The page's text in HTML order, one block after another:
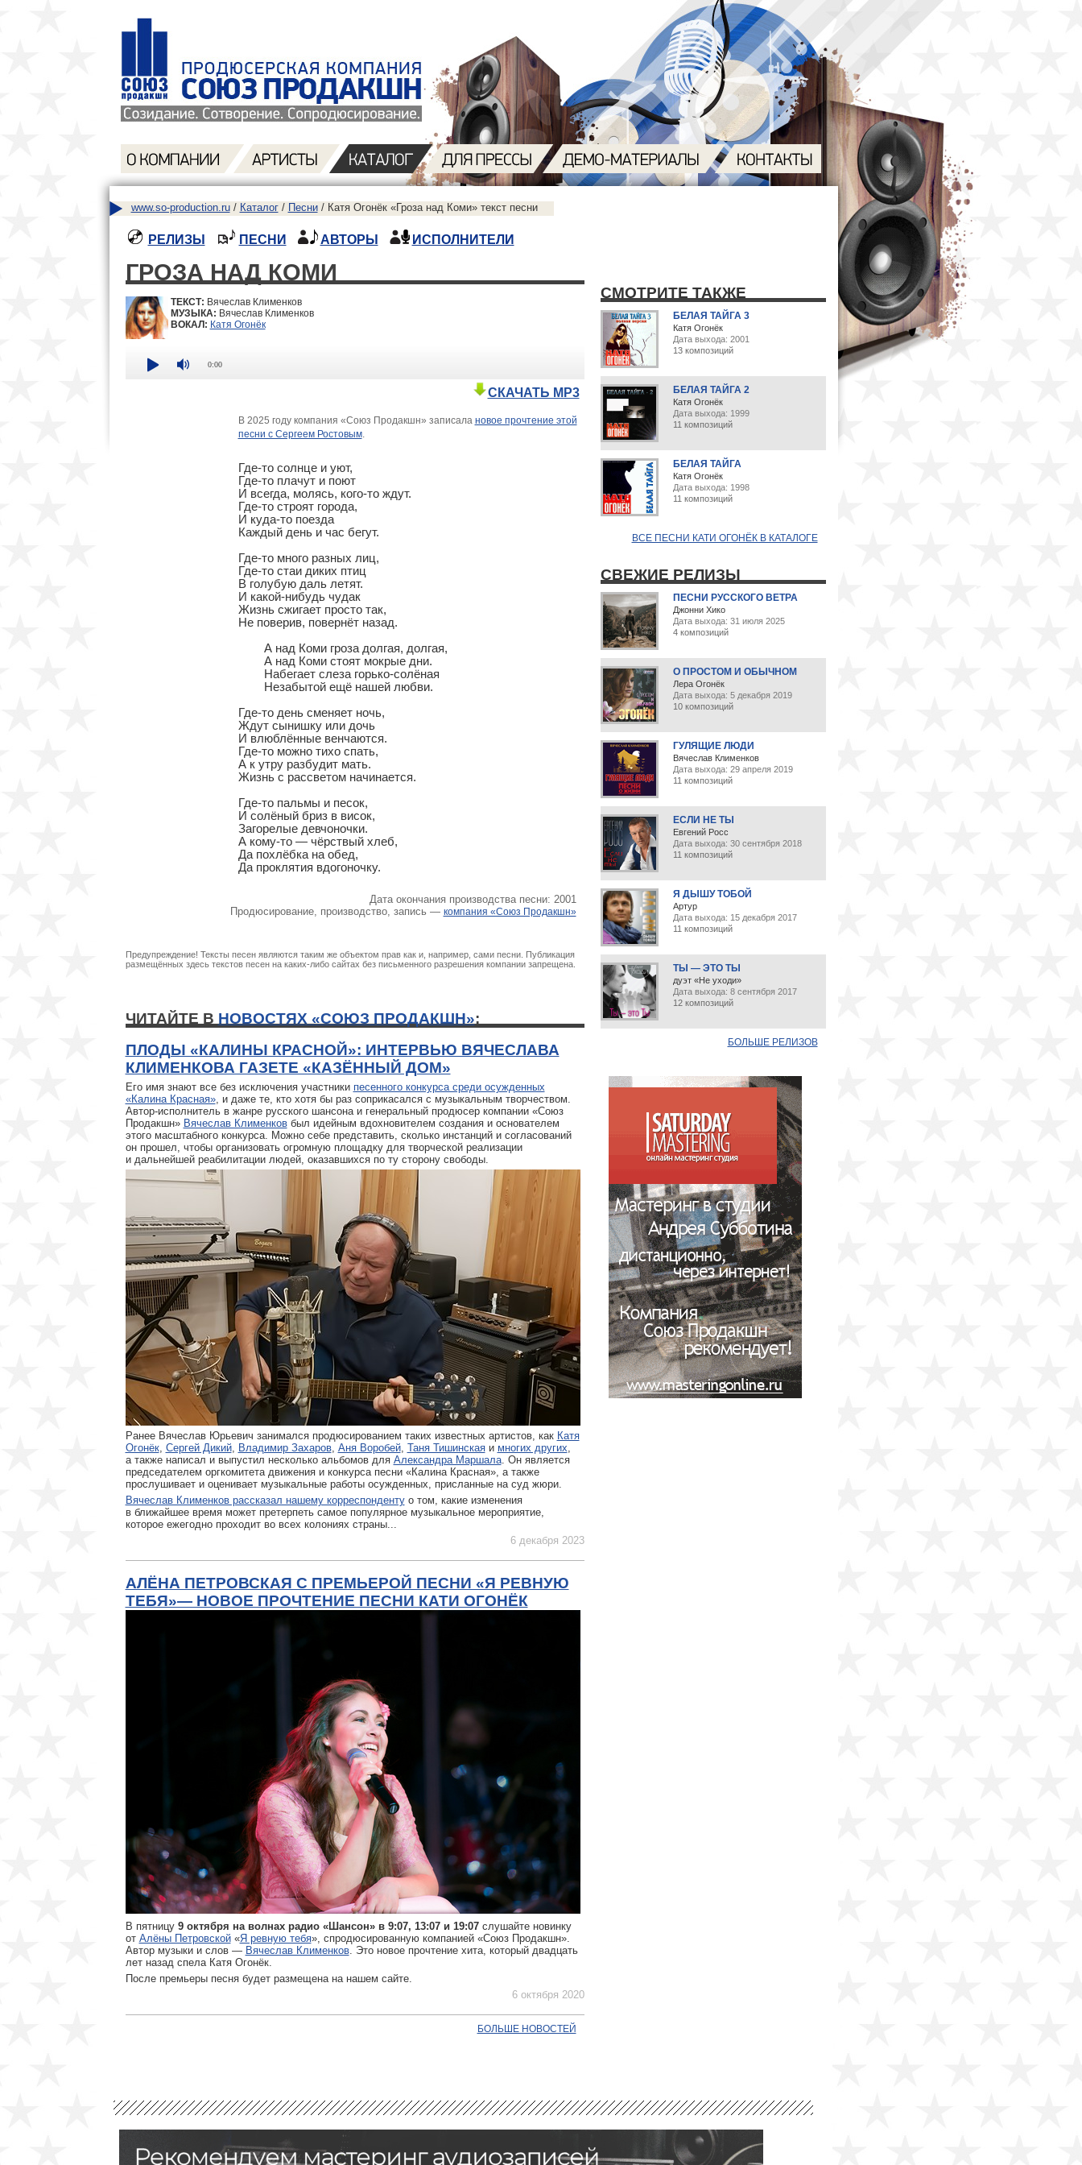
www.so-production.ru/ Каталог/ Песни/ Катя Огонёк «Гроза над Коми» текст песни
РЕЛИЗЫ ПЕСНИ АВТОРЫ ИСПОЛНИТЕЛИ
ГРОЗА НАД КОМИ
ТЕКСТ: Вячеслав Клименков
МУЗЫКА: Вячеслав Клименков
ВОКАЛ: Катя Огонёк
0:00
СКАЧАТЬ MP3
В 2025 году компания «Союз Продакшн» записала новое прочтение этой
песни с Сергеем Ростовым.
Где-то солнце и уют,
Где-то плачут и поют
И всегда, молясь, кого-то ждут.
Где-то строят города,
И куда-то поезда
Каждый день и час бегут.
Где-то много разных лиц,
Где-то стаи диких птиц
В голубую даль летят.
И какой-нибудь чудак
Жизнь сжигает просто так,
Не поверив, повернёт назад.
Где-то день сменяет ночь,
Ждут сынишку или дочь
И влюблённые венчаются.
Где-то можно тихо спать,
А к утру разбудит мать.
Жизнь с рассветом начинается.
Где-то пальмы и песок,
И солёный бриз в висок,
Загорелые девчоночки.
А кому-то — чёрствый хлеб,
Да похлёбка на обед,
Да проклятия вдогоночку.
Дата окончания производства песни: 2001
Продюсирование, производство, запись — компания «Союз Продакшн»
Предупреждение! Тексты песен являются таким же объектом прав как и, например, сами песни. Публикация
размещённых здесь текстов песен на каких-либо сайтах без письменного разрешения компании запрещена.
ЧИТАЙТЕ В НОВОСТЯХ «СОЮЗ ПРОДАКШН»:
ПЛОДЫ «КАЛИНЫ КРАСНОЙ»: ИНТЕРВЬЮ ВЯЧЕСЛАВА
КЛИМЕНКОВА ГАЗЕТЕ «КАЗЁННЫЙ ДОМ»
Его имя знают все без исключения участники песенного конкурса среди осужденных
«Калина Красная», и даже те, кто хотя бы раз соприкасался с музыкальным творчеством.
Автор-исполнитель в жанре русского шансона и генеральный продюсер компании «Союз
Продакшн» Вячеслав Клименковбыл идейным вдохновителем создания и основателем
этого масштабного конкурса. Можно себе представить, сколько инстанций и согласований
он прошел, чтобы организовать огромную площадку для творческой реализации
и дальнейшей реабилитации людей, оказавшихся по ту сторону свободы.
Ранее Вячеслав Юрьевич занимался продюсированием таких известных артистов, как Катя
Огонёк, Сергей Дикий, Владимир Захаров, Аня Воробей, Таня Тишинскаяи многих других
а также написал и выпустил несколько альбомов для Александра Маршала. Он является
председателем оргкомитета движения и конкурса песни «Калина Красная», а также
прослушивает и оценивает музыкальные работы осужденных, присланные на суд жюри.
Вячеслав Клименков рассказал нашему корреспондентуо том, какие изменения
в ближайшее время может претерпеть самое популярное музыкальное мероприятие,
которое ежегодно проходит во всех колониях страны...
6 декабря 2023
АЛЁНА ПЕТРОВСКАЯ С ПРЕМЬЕРОЙ ПЕСНИ «Я РЕВНУЮ
ТЕБЯ»— НОВОЕ ПРОЧТЕНИЕ ПЕСНИ КАТИ ОГОНЁК
В пятницу 9 октября на волнах радио «Шансон» в 9:07, 13:07 и 19:07слушайте новинку
от Алёны Петровской«Я ревную тебя», спродюсированную компанией «Союз Продакшн».
Автор музыки и слов — Вячеслав Клименков. Это новое прочтение хита, который двадцать
лет назад спела Катя Огонёк.
После премьеры песня будет размещена на нашем сайте.
6 октября 2020
БОЛЬШЕ НОВОСТЕЙ
СМОТРИТЕ ТАКЖЕ
БЕЛАЯ ТАЙГА 3
Катя Огонёк
Дата выхода: 2001
13 композиций
БЕЛАЯ ТАЙГА 2
Катя Огонёк
Дата выхода: 1999
11 композиций
БЕЛАЯ ТАЙГА
Катя Огонёк
Дата выхода: 1998
11 композиций
ВСЕ ПЕСНИ КАТИ ОГОНЁК В КАТАЛОГЕ
СВЕЖИЕ РЕЛИЗЫ
ПЕСНИ РУССКОГО ВЕТРА
Джонни Хико
Дата выхода: 31 июля 2025
4 композиций
О ПРОСТОМ И ОБЫЧНОМ
Лера Огонёк
Дата выхода: 5 декабря 2019
10 композиций
ГУЛЯЩИЕ ЛЮДИ
Вячеслав Клименков
Дата выхода: 29 апреля 2019
11 композиций
ЕСЛИ НЕ ТЫ
Евгений Росс
Дата выхода: 30 сентября 2018
11 композиций
Я ДЫШУ ТОБОЙ
Артур
Дата выхода: 15 декабря 2017
11 композиций
ТЫ — ЭТО ТЫ
дуэт «Не уходи»
Дата выхода: 8 сентября 2017
12 композиций
БОЛЬШЕ РЕЛИЗОВ